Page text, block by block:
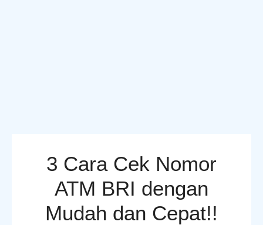
3 Cara Cek Nomor
ATM BRI dengan
Mudah dan Cepat!!